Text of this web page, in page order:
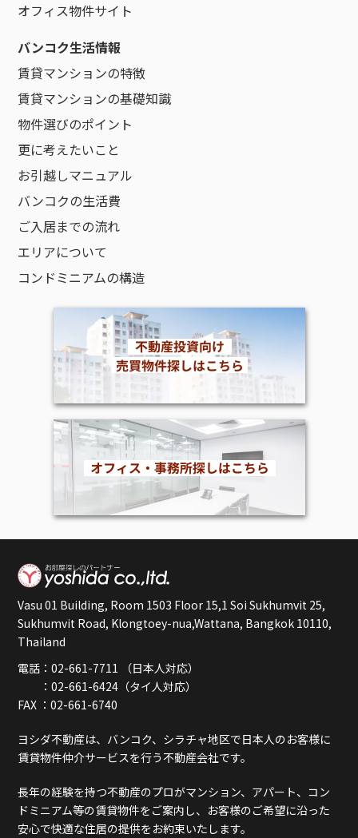
オフィス物件サイト
バンコク生活情報
賃貸マンションの特徴
賃貸マンションの基礎知識
物件選びのポイント
更に考えたいこと
お引越しマニュアル
バンコクの生活費
ご入居までの流れ
エリアについて
コンドミニアムの構造
Vasu 01 Building, Room 1503 Floor 15,1 Soi Sukhumvit 25,
Sukhumvit Road, Klongtoey-nua,Wattana, Bangkok 10110,
Thailand
電話：02-661-7711 （日本人対応）
：02-661-6424（タイ人対応）
FAX ：02-661-6740
ヨシダ不動産は、バンコク、シラチャ地区で日本人のお客様に
賃貸物件仲介サービスを行う不動産会社です。
長年の経験を持つ不動産のプロがマンション、アパート、コン
ドミニアム等の賃貸物件をご案内し、お客様のご希望に沿った
安心で快適な住居の提供をお約束いたします。